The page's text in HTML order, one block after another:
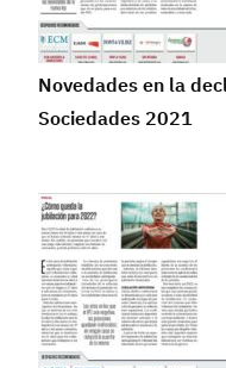
Novedades en la
Sociedades 2021